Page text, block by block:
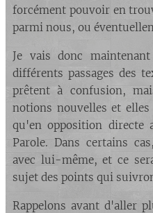
forcément pouvoir en
parmi nous, ou
Je vais donc
différents passages des
prêtent à confusion,
notions nouvelles et
qu'en opposition directe
Parole. Dans certains
avec lui-même, et ce
sujet des points qui
Rappelons avant d'aller